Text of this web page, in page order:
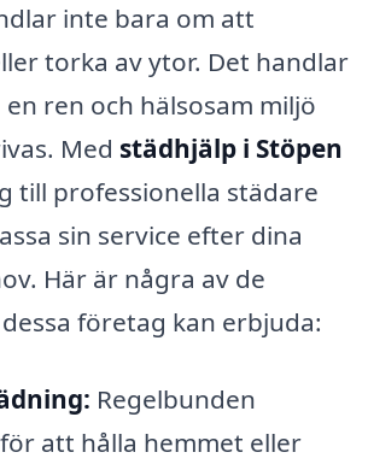
inte bara om att
torka av ytor. Det handlar
ren och hälsosam miljö
Med städhjälp i Stöpen
till professionella städare
sin service efter dina
Här är några av de
företag kan erbjuda:
Regelbunden
att hålla hemmet eller